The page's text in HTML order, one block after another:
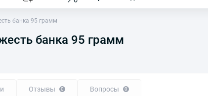
банка 95 грамм
банка 95 грамм
Отзывы 0 Вопросы 0